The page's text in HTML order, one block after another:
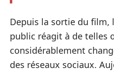
Depuis la sortie du film,
public réagit à de telles
considérablement
des réseaux sociaux.